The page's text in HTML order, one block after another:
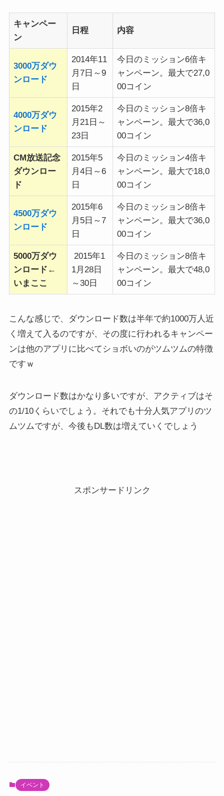
キャンペー
ン
日程 内容
3000万ダウ
ンロード
2014年11
月7日～9
日
今日のミッション6倍キ
ャンペーン。最大で27,0
00コイン
4000万ダウ
ンロード
2015年2
月21日～
23日
今日のミッション8倍キ
ャンペーン。最大で36,0
00コイン
CM放送記念
ダウンロー
ド
2015年5
月4日～6
日
今日のミッション4倍キ
ャンペーン。最大で18,0
00コイン
4500万ダウ
ンロード
2015年6
月5日～7
日
今日のミッション8倍キ
ャンペーン。最大で36,0
00コイン
5000万ダウ
ンロード←
いまここ
2015年1
1月28日
～30日
今日のミッション8倍キ
ャンペーン。最大で48,0
00コイン
こんな感じで、ダウンロード数は半年で約1000万人近
く増えて入るのですが、その度に行われるキャンペー
ンは他のアプリに比べてショボいのがツムツムの特徴
ですｗ
ダウンロード数はかなり多いですが、アクティブはそ
の1/10くらいでしょう。それでも十分人気アプリのツ
ムツムですが、今後もDL数は増えていくでしょう
スポンサードリンク
イベント